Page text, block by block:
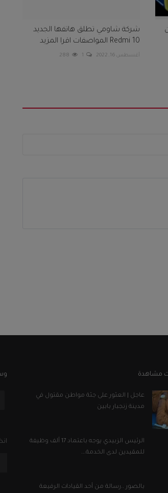
شركة شاومي تطلق هاتفها الجديد
Redmi 10 المواصفات اقرا المزيد
أغسطس 16, 2022 1
288
مشاهدة
عاجل | العثور على جثة مواطن مقتول في
مدينة زنجبار بابين
الرئيس الزبيدي يوجه باعتماد 17 ألف وظيفة
للمقيدين لدى الخدمة...
بالصور ..رسالة من أحد القيادات الرفيعة